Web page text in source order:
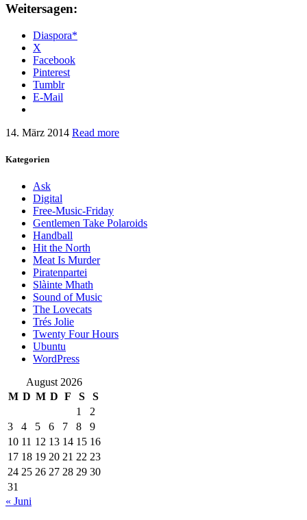
Weitersagen:
Diaspora*
X
Facebook
Pinterest
Tumblr
E-Mail
14. März 2014 Read more
Kategorien
Ask
Digital
Free-Music-Friday
Gentlemen Take Polaroids
Handball
Hit the North
Meat Is Murder
Piratenpartei
Slàinte Mhath
Sound of Music
The Lovecats
Trés Jolie
Twenty Four Hours
Ubuntu
WordPress
August 2026
M D M D F S
S
1
2
3
4 5 6 7 8
9
10 11 12 13 14 15 16
17 18 19 20 21 22 23
24 25 26 27 28 29 30
31
« Juni